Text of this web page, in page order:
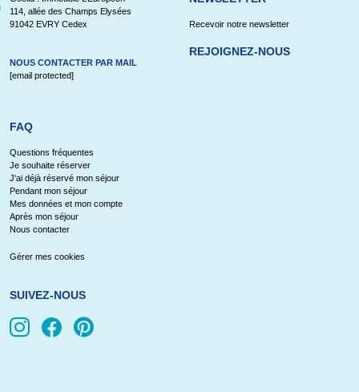
114, allée des Champs Elysées
91042 EVRY Cedex
NOUS CONTACTER PAR MAIL
[email protected]
Recevoir notre newsletter
REJOIGNEZ-NOUS
FAQ
Questions fréquentes
Je souhaite réserver
J'ai déjà réservé mon séjour
Pendant mon séjour
Mes données et mon compte
Après mon séjour
Nous contacter
Gérer mes cookies
SUIVEZ-NOUS